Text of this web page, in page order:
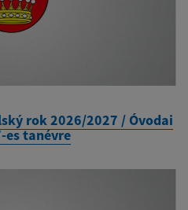
rok 2026/2027 / Óvodai
es tanévre